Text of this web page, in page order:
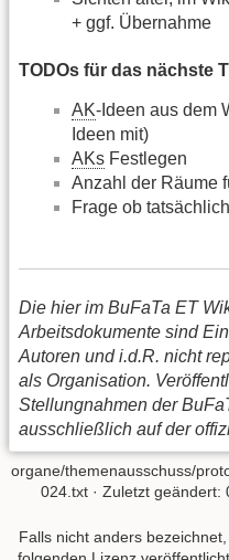
+ ggf. Übernahme
TODOs für das nächste
AK-Ideen aus dem
Ideen mit)
AKs Festlegen
Anzahl der Räume
Frage ob
Die hier im BuFaTa ET
Arbeitsdokumente sind
Autoren und i.d.R. nicht
als Organisation.
Stellungnahmen der
ausschließlich auf der
organe/themenausschuss/
024.txt · Zuletzt geändert:
Falls nicht anders